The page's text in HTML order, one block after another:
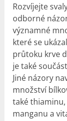
Rozvíjejte
odborné
významné
které se
průtoku krve
je také
Jiné názory
množství
také thiaminu,
manganu a